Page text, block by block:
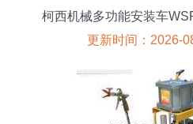
柯西机械多功能安装车
装修助
更新时间：2026-